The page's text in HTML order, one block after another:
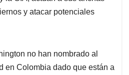
y atacar potenciales
no han nombrado al
en Colombia dado que están a